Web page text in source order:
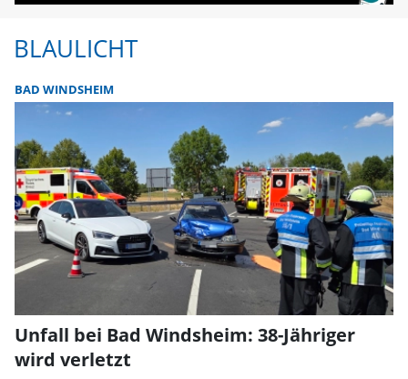
BLAULICHT
BAD WINDSHEIM
Unfall bei Bad Windsheim: 38-Jähriger
wird verletzt